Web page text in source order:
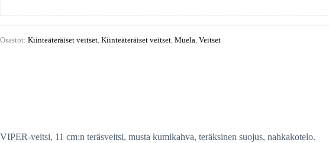
Osastot: Kiinteäteräiset veitset Kiinteäteräiset veitset Muela Veitset
VIPER-veitsi, 11 cm:n teräsveitsi, musta kumikahva, teräksinen suojus, nahkakotelo.